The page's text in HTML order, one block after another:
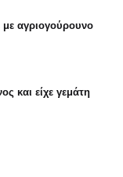
αγριογούρουνο
και είχε γεμάτη